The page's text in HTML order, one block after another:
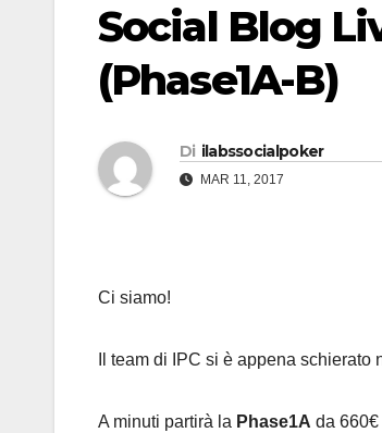
Social Blog
(Phase1A-B)
Di ilabssocialpoker
MAR 11, 2017
Ci siamo!
Il team di IPC si è appena
A minuti partirà la Phase1A da 660€